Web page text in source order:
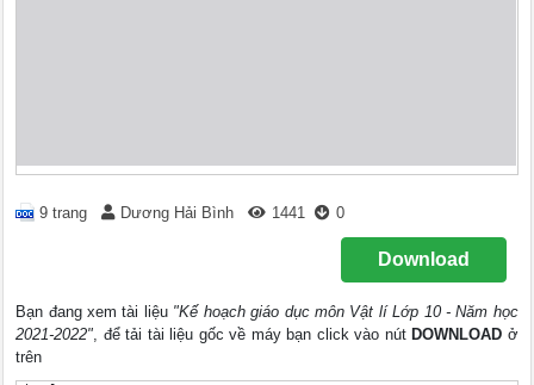
9 trang Dương Hải Bình 1441 0
Download
Bạn đang xem tài liệu "Kế hoạch giáo dục môn Vật lí Lớp 10 - Năm học
2021-2022", để tải tài liệu gốc về máy bạn click vào nút DOWNLOAD ở
trên